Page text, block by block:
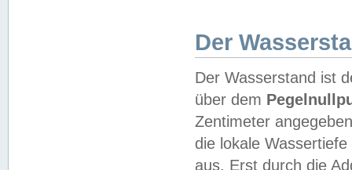
Der
Der Wasserstand ist
über dem
Zentimeter
die lokale
aus. Erst durch die